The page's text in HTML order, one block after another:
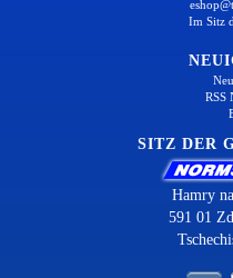
Im Sitz
RSS
SITZ DER
Hamry
591 01